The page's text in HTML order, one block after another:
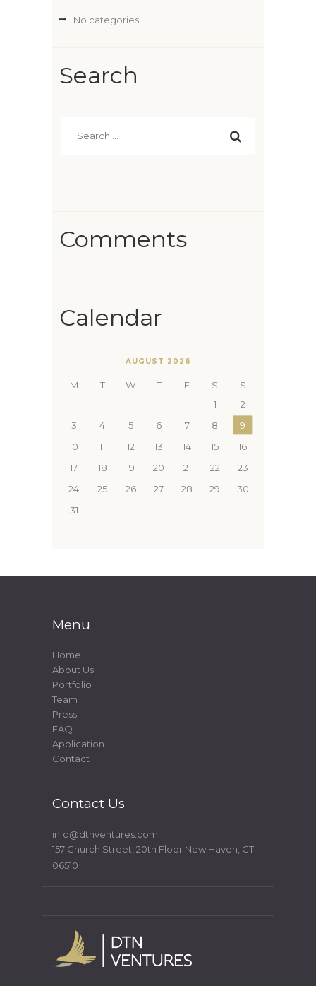
No categories
Search
Comments
Calendar
AUGUST 2026
M T W T F S
S
1
2
3
4 5 6 7 8
9
10
11 12 13 14 15
16
17
18 19 20 21 22
23
24
25 26 27 28 29
30
31
Menu
Home
About Us
Portfolio
Team
Press
FAQ
Application
Contact
Contact Us
info@dtnventures.com
157 Church Street, 20th Floor New Haven, CT
06510